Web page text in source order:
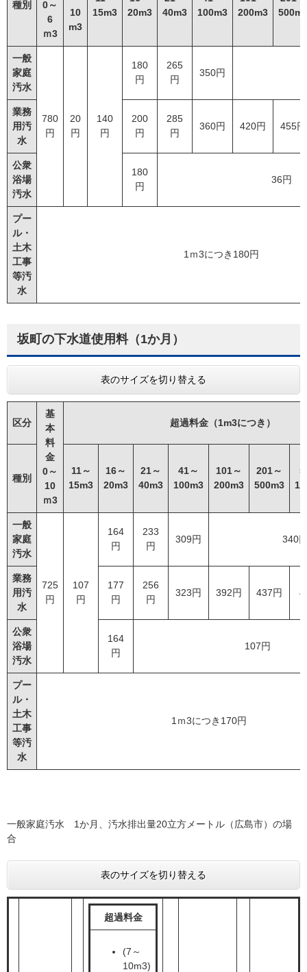
0～
6
ｍ3
種別
10
m3
15m3
20m3
40m3
100m3
200m3
一般
家庭
汚水
780
円
20
円
140
円
180
円
265
円
350円
業務
用汚
水
200
円
285
円
360円 420円 455円
公衆
浴場
汚水
180
円
36円
プー
ル・
土木
工事
等汚
水
1ｍ3につき180円
坂町の下水道使用料（1か月）
表のサイズを切り替える
区分
基
本
料
金
0～
10
ｍ3
超過料金（1m3につき）
種別
11～
15m3
16～
20m3
21～
40m3
41～
100m3
101～
200m3
201～
500m3
一般
家庭
汚水
725
円
107
円
164
円
233
円
309円 340
業務
用汚
水
177
円
256
円
323円 392円 437円
公衆
浴場
汚水
164
円
107円
プー
ル・
土木
工事
等汚
水
1ｍ3につき170円
一般家庭汚水 1か月、汚水排出量20立方メートル（広島市）の場
合
表のサイズを切り替える
超過料金
(7～
10m3)